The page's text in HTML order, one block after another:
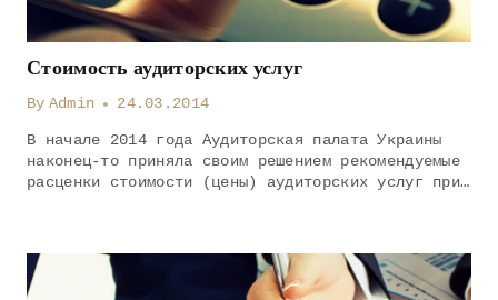
Стоимость аудиторских услуг
By Admin 24.03.2014
В начале 2014 года Аудиторская палата Украины
наконец-то приняла своим решением рекомендуемые
расценки стоимости (цены) аудиторских услуг при…